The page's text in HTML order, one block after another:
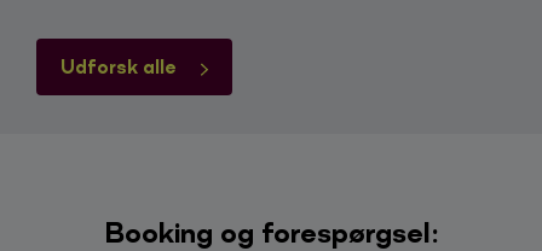
Udforsk alle
Booking og forespørgsel: